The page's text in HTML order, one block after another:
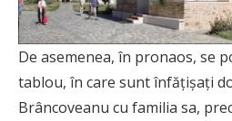
De asemenea, în pronaos, se
tablou, în care sunt înfățișați
Brâncoveanu cu familia sa,